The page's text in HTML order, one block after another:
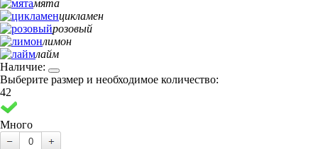
мята
цикламен
розовый
лимон
лайм
Наличие:
Выберите размер и необходимое количество:
42
Много